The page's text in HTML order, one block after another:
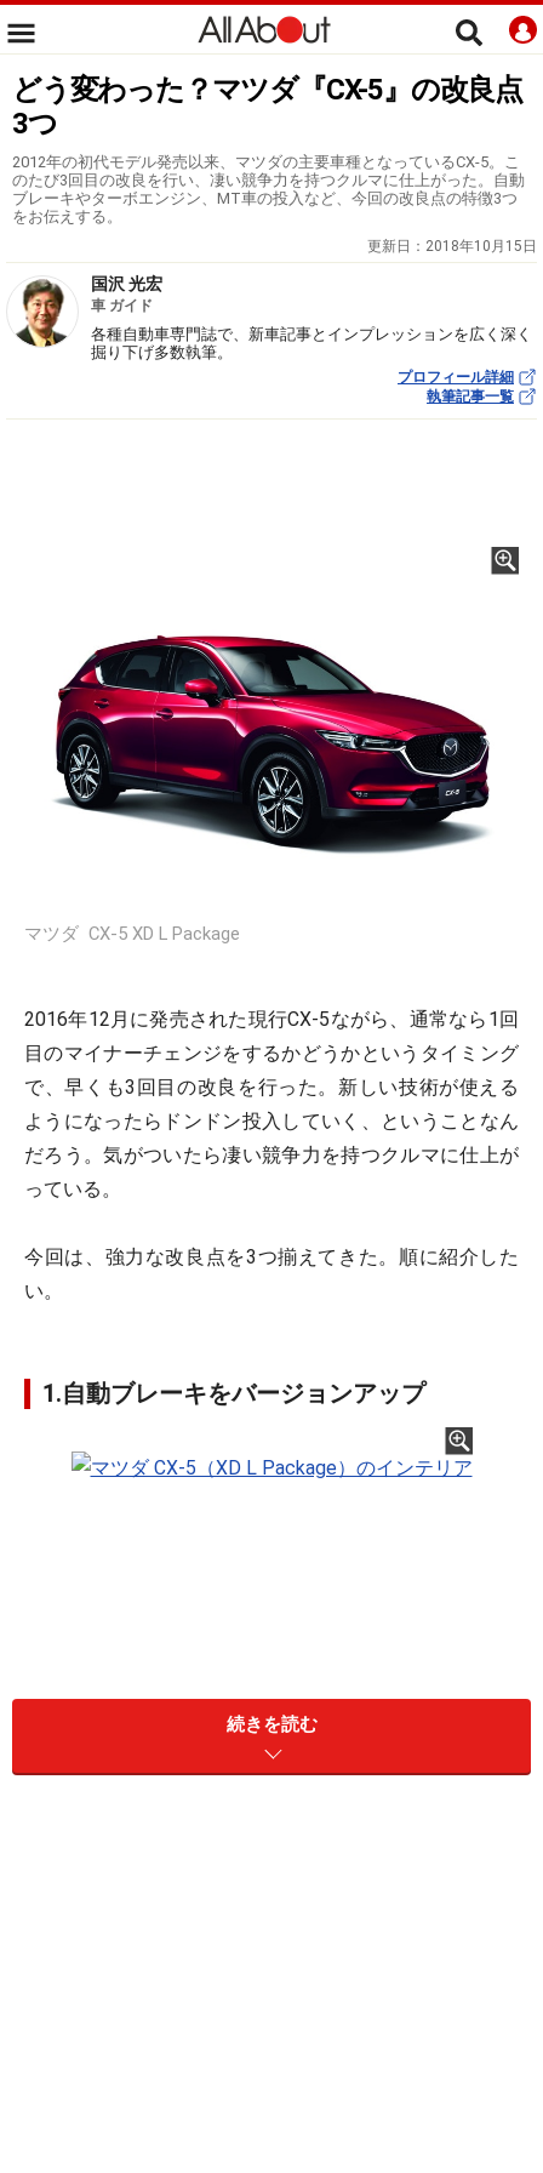
どう変わった？マツダ『CX-5』の改良点
3つ
2012年の初代モデル発売以来、マツダの主要車種となっているCX-5。こ
のたび3回目の改良を行い、凄い競争力を持つクルマに仕上がった。自動
ブレーキやターボエンジン、MT車の投入など、今回の改良点の特徴3つ
をお伝えする。
更新日： 2018年10月15日
国沢 光宏
車 ガイド
各種自動車専門誌で、新車記事とインプレッションを広く深く
掘り下げ多数執筆。
プロフィール詳細
執筆記事一覧
マツダ CX-5 XD L Package
2016年12月に発売された現行CX-5ながら、通常なら1回
目のマイナーチェンジをするかどうかというタイミング
で、早くも3回目の改良を行った。新しい技術が使える
ようになったらドンドン投入していく、ということなん
だろう。気がついたら凄い競争力を持つクルマに仕上が
っている。
今回は、強力な改良点を3つ揃えてきた。順に紹介した
い。
1.自動ブレーキをバージョンアップ
続きを読む